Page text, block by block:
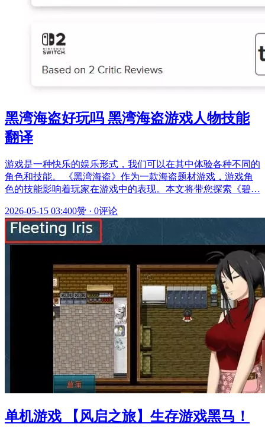
黑湾海盗好玩吗 黑湾海盗游戏人物技能
翻译
游戏是一种快乐的娱乐形式，我们可以在其中体验各种不同的
角色和技能。 《黑湾海盗》作为一款海盗题材游戏，游戏角
色的技能影响着玩家在游戏中的表现。本文将带您探索《碧…
2026-05-15 03:400赞 · 0评论
单机游戏 【风启之旅】生存游戏黑马！